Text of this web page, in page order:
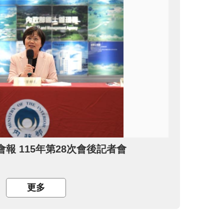
報 115年第28次會後記者會
更多